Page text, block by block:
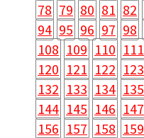
78 79 80 81 82
94 95 96 97 98
108 109 110 111
120 121 122 123
132 133 134 135
144 145 146 147
156 157 158 159